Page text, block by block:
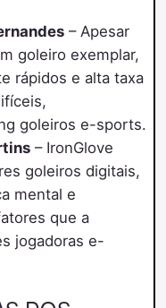
– Apesar
goleiro exemplar,
rápidos e alta taxa
goleiros e-sports.
– IronGlove
goleiros digitais,
mental e
que a
jogadoras e-